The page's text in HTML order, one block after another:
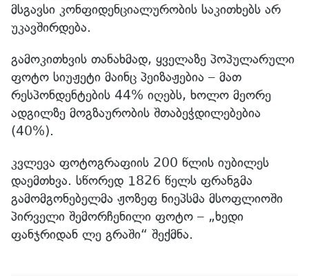
მსგავსი კონფიდენციალურობის საკითხებს არ
უკავშირდება.
გამოკითხვის თანახმად, ყველაზე პოპულარული
ფოტო სიუჟეტი მაინც პეიზაჟებია – მათ
რესპონდენტების 44% იღებს, ხოლო მეორე
ადგილზე მოგზაურობის შთაბეჭდილებებია
(40%).
კვლევა ფოტოგრაფიის 200 წლის იუბილეს
დაემთხვა. სწორედ 1826 წელს ფრანგმა
გამომგონებელმა ჟოზეფ ნიეპსმა მსოფლიოში
პირველი შემორჩენილი ფოტო – „ხედი
ფანჯრიდან ლე გრაში“ შექმნა.